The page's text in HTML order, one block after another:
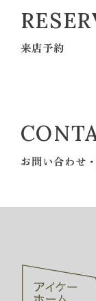
来店予約
お問い合わせ